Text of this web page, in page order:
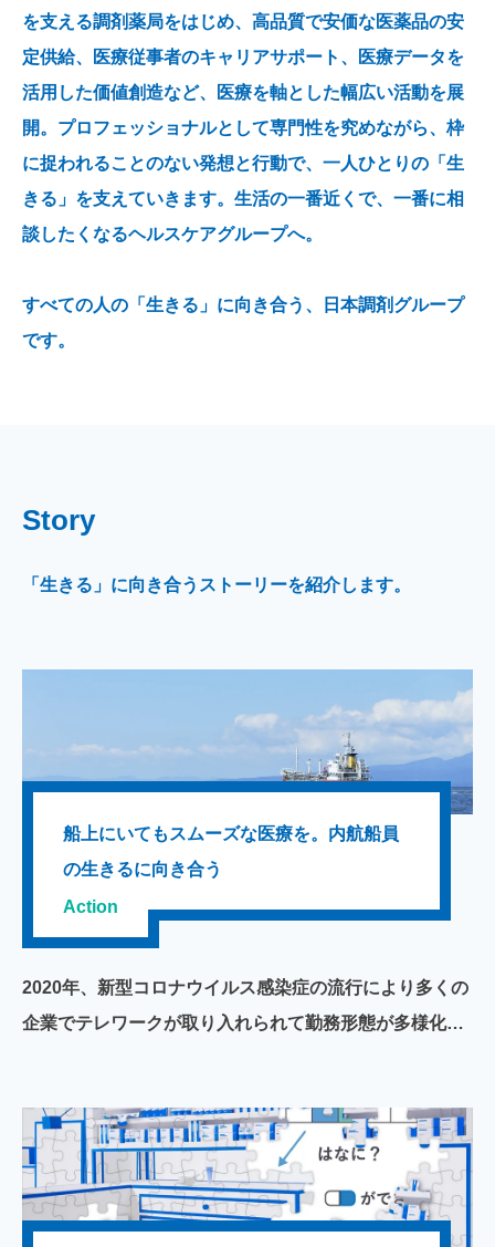
を支える調剤薬局をはじめ、高品質で安価な医薬品の安
定供給、医療従事者のキャリアサポート、医療データを
活用した価値創造など、医療を軸とした幅広い活動を展
開。プロフェッショナルとして専門性を究めながら、枠
に捉われることのない発想と行動で、一人ひとりの「生
きる」を支えていきます。生活の一番近くで、一番に相
談したくなるヘルスケアグループへ。
すべての人の「生きる」に向き合う、日本調剤グループ
です。
Story
「生きる」に向き合うストーリーを紹介します。
船上にいてもスムーズな医療を。内航船員
の生きるに向き合う
Action
2020年、新型コロナウイルス感染症の流行により多くの
企業でテレワークが取り入れられて勤務形態が多様化
ーパー、アルコールスプレーなどの物資が入手しにくく
なり、その需要に応えるため、物流・配送業に注目が集
まりました。そのような中、日本国内の貨物輸送を担っ
て私たちの日常生活や医療などに物資を流通させている